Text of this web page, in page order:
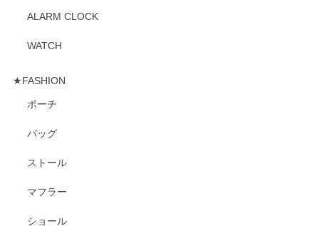
ALARM CLOCK
WATCH
★FASHION
ポーチ
バッグ
ストール
マフラー
ショール